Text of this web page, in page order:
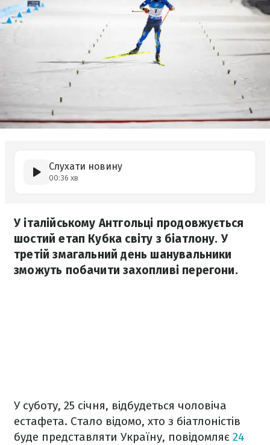
Слухати новину
00:36 хв
У італійському Антгольці продовжується
шостий етап Кубка світу з біатлону. У
третій змагальний день шанувальники
зможуть побачити захопливі перегони.
У суботу, 25 січня, відбудеться чоловіча
естафета. Стало відомо, хто з біатлоністів
буде представляти Україну, повідомляє 24